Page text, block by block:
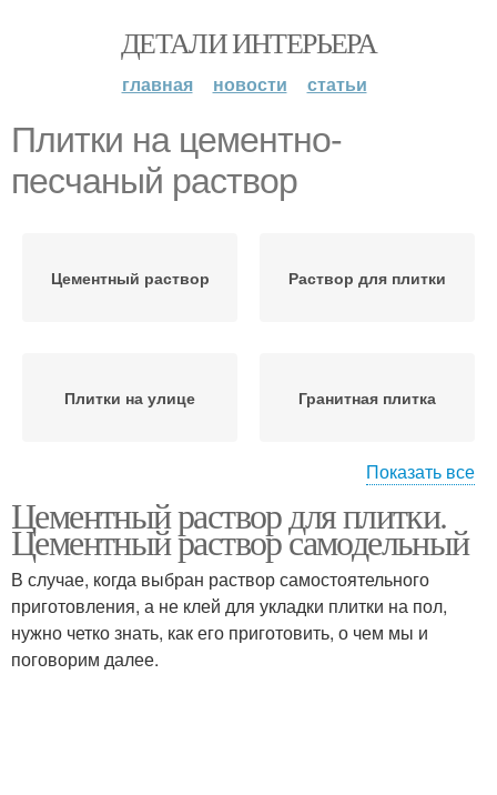
ДЕТАЛИ ИНТЕРЬЕРА
главная новости статьи
Плитки на цементно-
песчаный раствор
Цементный раствор Раствор для плитки
Плитки на улице Гранитная плитка
Раствор для укладки Тротуарная плитка
Плитки на раствор Напольная плитка
Показать все
Цементный раствор для плитки.
Цементный раствор самодельный
В случае, когда выбран раствор самостоятельного
приготовления, а не клей для укладки плитки на пол,
нужно четко знать, как его приготовить, о чем мы и
поговорим далее.